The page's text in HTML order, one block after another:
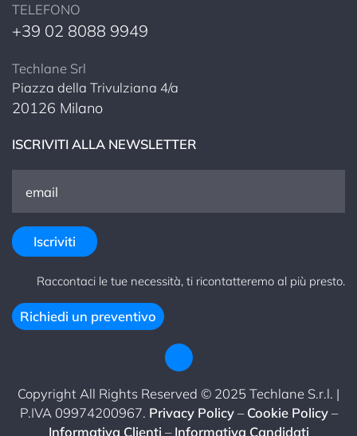
TELEFONO
+39 02 8088 9949
Techlane Srl
Piazza della Trivulziana 4/a
20126 Milano
ISCRIVITI ALLA NEWSLETTER
Raccontaci le tue necessità, ti ricontatteremo al più presto.
Richiedi un preventivo
Copyright All Rights Reserved © 2025 Techlane S.r.l. |
P.IVA 09974200967. Privacy Policy–Cookie Policy–
Informativa Clienti –Informativa Candidati